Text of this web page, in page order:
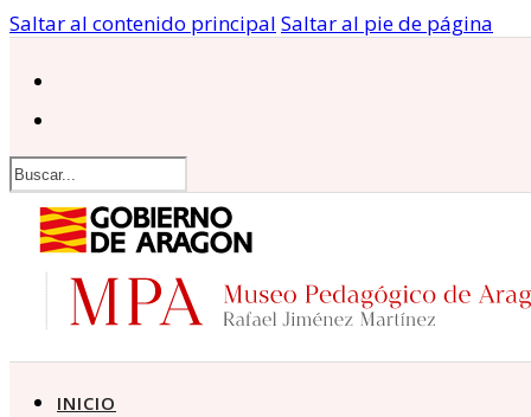
Saltar al contenido principal Saltar al pie de página
Buscar
INICIO